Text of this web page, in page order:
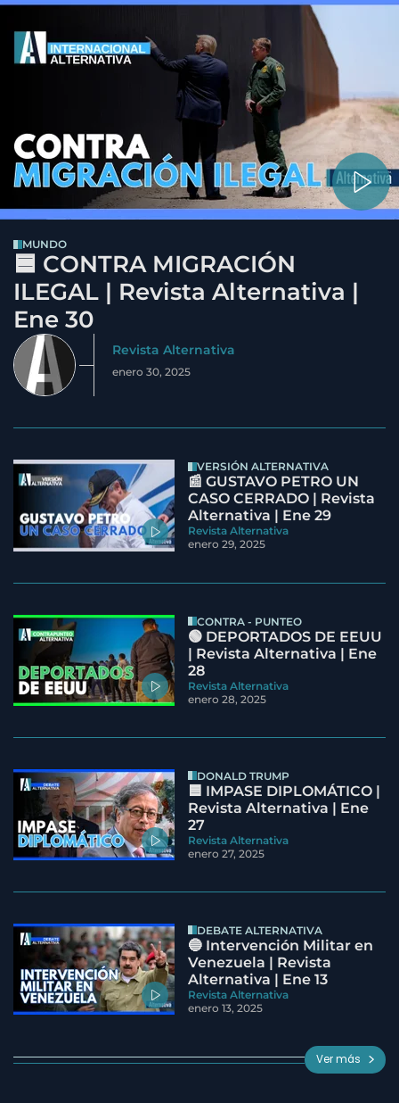
MUNDO
🟦 CONTRA MIGRACIÓN
ILEGAL | Revista Alternativa |
Ene 30
Revista Alternativa
enero 30, 2025
VERSIÓN ALTERNATIVA
📰 GUSTAVO PETRO UN
CASO CERRADO | Revista
Alternativa | Ene 29
Revista Alternativa
enero 29, 2025
CONTRA - PUNTEO
🟢 DEPORTADOS DE EEUU
| Revista Alternativa | Ene
28
Revista Alternativa
enero 28, 2025
DONALD TRUMP
🟦 IMPASE DIPLOMÁTICO |
Revista Alternativa | Ene
27
Revista Alternativa
enero 27, 2025
DEBATE ALTERNATIVA
🔵 Intervención Militar en
Venezuela | Revista
Alternativa | Ene 13
Revista Alternativa
enero 13, 2025
Ver más